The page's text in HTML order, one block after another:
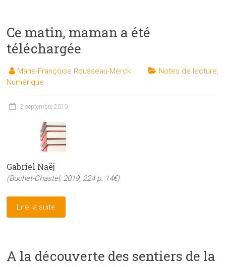
Ce matin, maman a été
téléchargée
Marie-Françoise Rousseau-Merck Notes de lecture,
Numérique
3 septembre 2019
Gabriel Naëj
(Buchet-Chastel, 2019, 224 p. 14€)
Lire la suite
A la découverte des sentiers de la